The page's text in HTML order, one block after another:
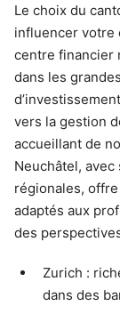
Le choix du
influencer votre
centre financier
dans les
vers la gestion
accueillant de
Neuchâtel,
régionales,
adaptés aux
des
Zurich :
dans des